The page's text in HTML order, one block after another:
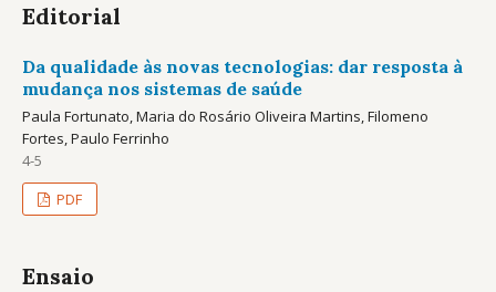
Editorial
Da qualidade às novas tecnologias: dar resposta à
mudança nos sistemas de saúde
Paula Fortunato, Maria do Rosário Oliveira Martins, Filomeno
Fortes, Paulo Ferrinho
4-5
PDF
Ensaio